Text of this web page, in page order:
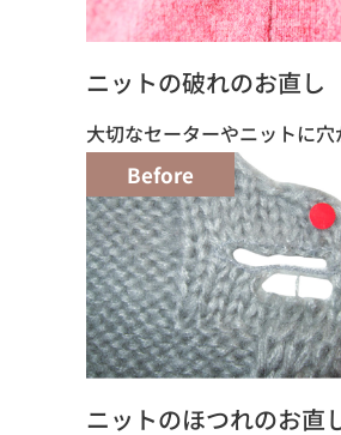
ニットの破れのお直し
大切なセーターやニットに
Before
ニットのほつれのお直